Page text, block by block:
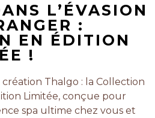
L’ÉVASION
:
EN ÉDITION
!
Thalgo : la Collection
Limitée, conçue pour
spa ultime chez vous et